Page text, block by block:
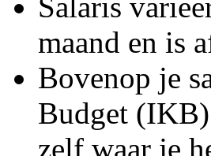
maand en is
Bovenop je
Budget
zelf waar je